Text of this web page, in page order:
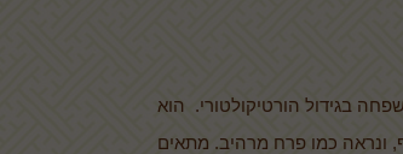
בגידול הורטיקולטורי. הוא
ונראה כמו פרח מרהיב. מתאים